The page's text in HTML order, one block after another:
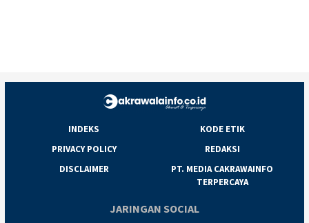
INDEKS
KODE ETIK
PRIVACY POLICY
REDAKSI
DISCLAIMER
PT. MEDIA CAKRAWAINFO
TERPERCAYA
JARINGAN SOCIAL